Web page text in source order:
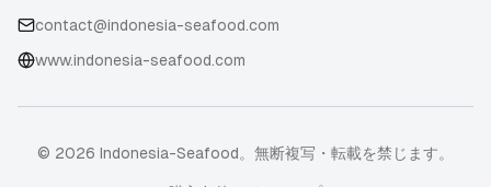
contact@indonesia-seafood.com
www.indonesia-seafood.com
© 2026 Indonesia-Seafood。無断複写・転載を禁じます。